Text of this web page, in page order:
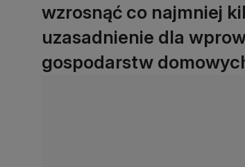
wzrosnąć co najmniej
uzasadnienie dla
gospodarstw